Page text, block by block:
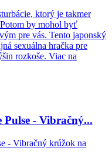
ktorý je takmer
by mohol byť
pre vás. Tento japonský
sexuálna hračka pre
rozkoše. Viac na
- Vibračný...